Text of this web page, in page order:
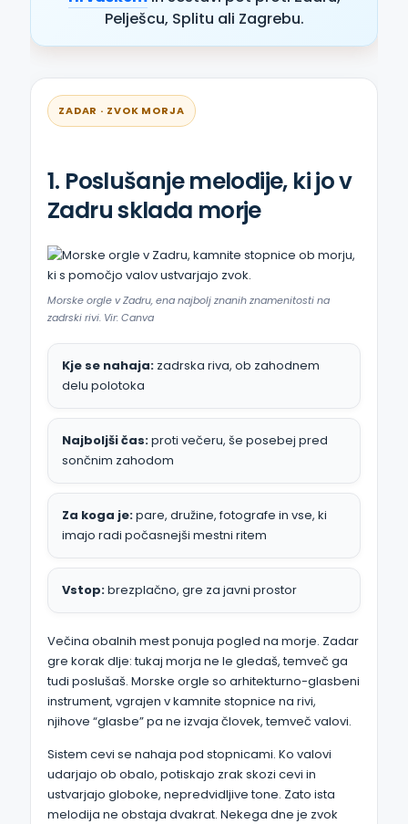
Pelješcu, Splitu ali Zagrebu.
ZADAR · ZVOK MORJA
1. Poslušanje melodije, ki jo v
Zadru sklada morje
Morske orgle v Zadru, ena najbolj znanih znamenitosti na
zadrski rivi. Vir: Canva
Kje se nahaja: zadrska riva, ob zahodnem
delu polotoka
Najboljši čas:proti večeru, še posebej pred
sončnim zahodom
Za koga je:pare, družine, fotografe in vse, ki
imajo radi počasnejši mestni ritem
Vstop:brezplačno, gre za javni prostor
Večina obalnih mest ponuja pogled na morje. Zadar
gre korak dlje: tukaj morja ne le gledaš, temveč ga
tudi poslušaš. Morske orgle so arhitekturno-glasbeni
instrument, vgrajen v kamnite stopnice na rivi,
njihove “glasbe” pa ne izvaja človek, temveč valovi.
Sistem cevi se nahaja pod stopnicami. Ko valovi
udarjajo ob obalo, potiskajo zrak skozi cevi in
ustvarjajo globoke, nepredvidljive tone. Zato ista
melodija ne obstaja dvakrat. Nekega dne je zvok